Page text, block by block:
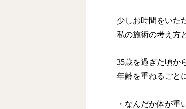
少しお時間をいた
私の施術の考え方
35歳を過ぎた頃か
年齢を重ねるごと
・なんだか体が重